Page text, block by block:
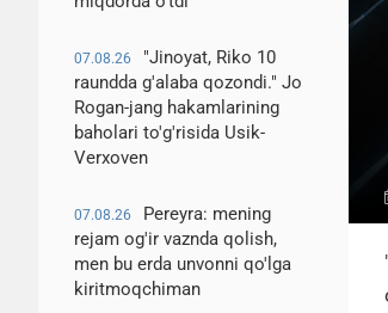
07.08.26
"Jinoyat, Riko 10
raundda g'alaba qozondi." Jo
Rogan-jang hakamlarining
baholari to'g'risida Usik-
Verxoven
07.08.26
Pereyra: mening
rejam og'ir vaznda qolish,
men bu erda unvonni qo'lga
kiritmoqchiman